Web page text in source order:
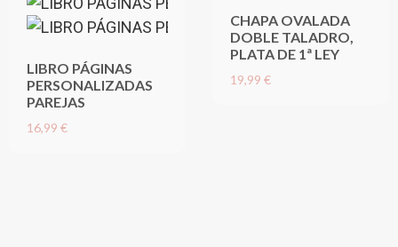
LIBRO PÁGINAS
PERSONALIZADAS
PAREJAS
16,99 €
CHAPA OVALADA
DOBLE TALADRO,
PLATA DE 1ª LEY
19,99 €